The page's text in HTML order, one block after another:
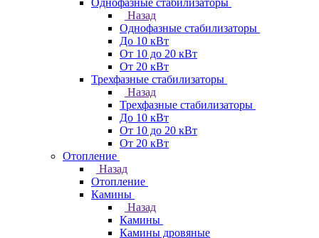
Однофазные стабилизаторы
Назад
Однофазные стабилизаторы
До 10 кВт
От 10 до 20 кВт
От 20 кВт
Трехфазные стабилизаторы
Назад
Трехфазные стабилизаторы
До 10 кВт
От 10 до 20 кВт
От 20 кВт
Отопление
Назад
Отопление
Камины
Назад
Камины
Камины дровяные